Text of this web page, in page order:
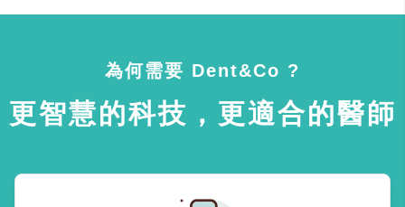
為何需要 Dent&Co ?
更智慧的科技，更適合的醫師